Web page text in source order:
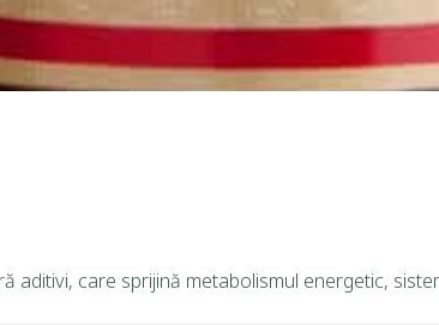
aditivi, care sprijină metabolismul energetic,